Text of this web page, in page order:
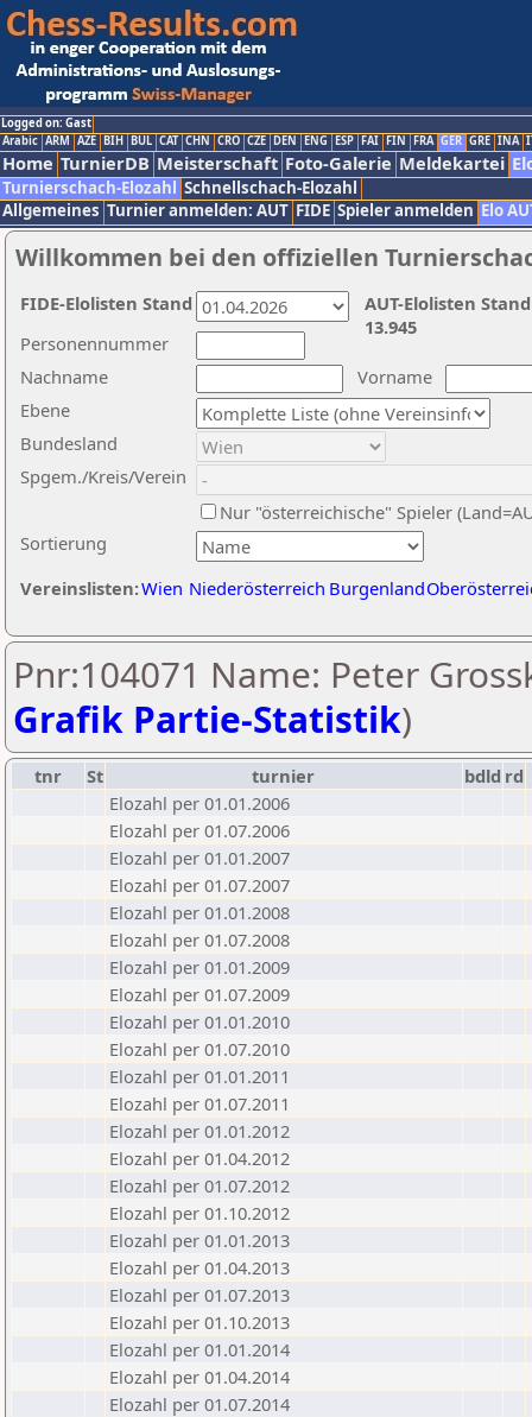
Logged on: Gast
Arabic ARM AZE BIH BUL CAT CHN CRO CZE DEN ENG ESP FAI FIN FRA GER GRE INA
Home TurnierDB Meisterschaft Foto-Galerie Meldekartei
Turnierschach-Elozahl Schnellschach-Elozahl
Allgemeines Turnier anmelden: AUT FIDE Spieler anmelden Elo
Willkommen bei den offiziellen
Nachname
Vorname
Ebene
Sortierung
Personennummer
Bundesland
Spgem./Kreis/Verein
Nur "österreichische" Spieler
Vereinslisten:Wien Niederösterreich Burgenland
AUT-Elolisten
13.945
FIDE-Elolisten Stand
Pnr:104071 Name: Peter
Grafik Partie-Statistik)
tnr St turnier bdld rd
Elozahl per 01.01.2006
Elozahl per 01.07.2006
Elozahl per 01.01.2007
Elozahl per 01.07.2007
Elozahl per 01.01.2008
Elozahl per 01.07.2008
Elozahl per 01.01.2009
Elozahl per 01.07.2009
Elozahl per 01.01.2010
Elozahl per 01.07.2010
Elozahl per 01.01.2011
Elozahl per 01.07.2011
Elozahl per 01.01.2012
Elozahl per 01.04.2012
Elozahl per 01.07.2012
Elozahl per 01.10.2012
Elozahl per 01.01.2013
Elozahl per 01.04.2013
Elozahl per 01.07.2013
Elozahl per 01.10.2013
Elozahl per 01.01.2014
Elozahl per 01.04.2014
Elozahl per 01.07.2014